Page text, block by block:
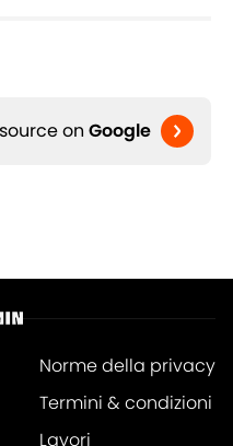
on Google
Norme della privacy
Termini & condizioni
Lavori